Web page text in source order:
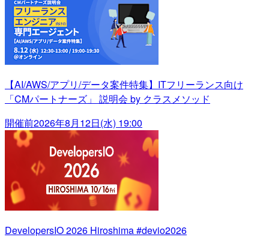
【AI/AWS/アプリ/データ案件特集】ITフリーランス向け
「CMパートナーズ」 説明会 by クラスメソッド
開催前2026年8月12日(水) 19:00
DevelopersIO 2026 Hiroshima #devio2026